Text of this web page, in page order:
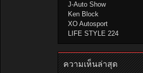
J-Auto Show
Ken Block
XO Autosport
LIFE STYLE 224
ความเห็นล่าสุด